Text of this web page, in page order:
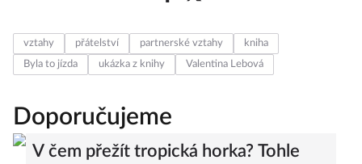
vztahy přátelství partnerské vztahy
kniha
Byla to jízda
ukázka z knihy Valentina Lebová
Doporučujeme
V čem přežít tropická horka? Tohle